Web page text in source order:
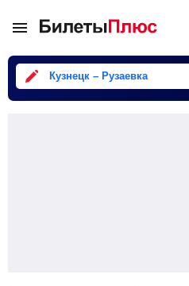
Кузнецк – Рузаевка